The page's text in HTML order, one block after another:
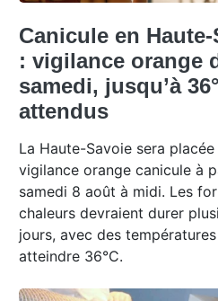
Canicule en
: vigilance orange
samedi, jusqu’à
attendus
La Haute-Savoie sera placée
vigilance orange canicule à
samedi 8 août à midi. Les
chaleurs devraient durer
jours, avec des
atteindre 36°C.